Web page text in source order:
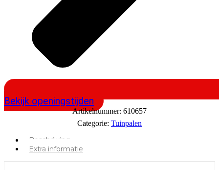
Bekijk openingstijden
Artikelnummer: 610657
Categorie: Tuinpalen
Beschrijving
Extra informatie